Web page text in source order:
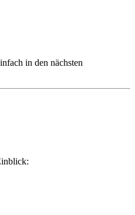
in den nächsten